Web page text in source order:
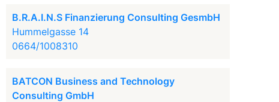
B.R.A.I.N.S Finanzierung Consulting GesmbH
Hummelgasse 14
0664/1008310
BATCON Business and Technology
Consulting GmbH